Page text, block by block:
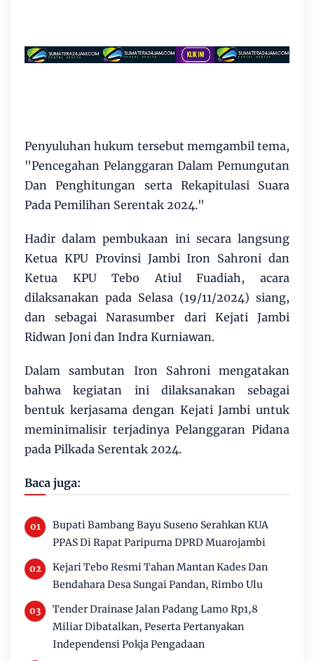
Penyuluhan hukum tersebut memgambil tema,
"Pencegahan Pelanggaran Dalam Pemungutan
Dan Penghitungan serta Rekapitulasi Suara
Pada Pemilihan Serentak 2024."
Hadir dalam pembukaan ini secara langsung
Ketua KPU Provinsi Jambi Iron Sahroni dan
Ketua KPU Tebo Atiul Fuadiah, acara
dilaksanakan pada Selasa (19/11/2024) siang,
dan sebagai Narasumber dari Kejati Jambi
Ridwan Joni dan Indra Kurniawan.
Dalam sambutan Iron Sahroni mengatakan
bahwa kegiatan ini dilaksanakan sebagai
bentuk kerjasama dengan Kejati Jambi untuk
meminimalisir terjadinya Pelanggaran Pidana
pada Pilkada Serentak 2024.
Baca juga:
Bupati Bambang Bayu Suseno Serahkan KUA
PPAS Di Rapat Paripurna DPRD Muarojambi
Kejari Tebo Resmi Tahan Mantan Kades Dan
Bendahara Desa Sungai Pandan, Rimbo Ulu
Tender Drainase Jalan Padang Lamo Rp1,8
Miliar Dibatalkan, Peserta Pertanyakan
Independensi Pokja Pengadaan